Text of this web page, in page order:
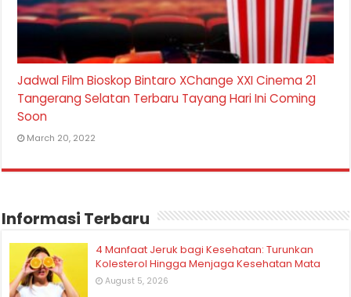
Jadwal Film Bioskop Bintaro XChange XXI Cinema 21
Tangerang Selatan Terbaru Tayang Hari Ini Coming
Soon
March 20, 2022
Informasi Terbaru
4 Manfaat Jeruk bagi Kesehatan: Turunkan
Kolesterol Hingga Menjaga Kesehatan Mata
August 5, 2026